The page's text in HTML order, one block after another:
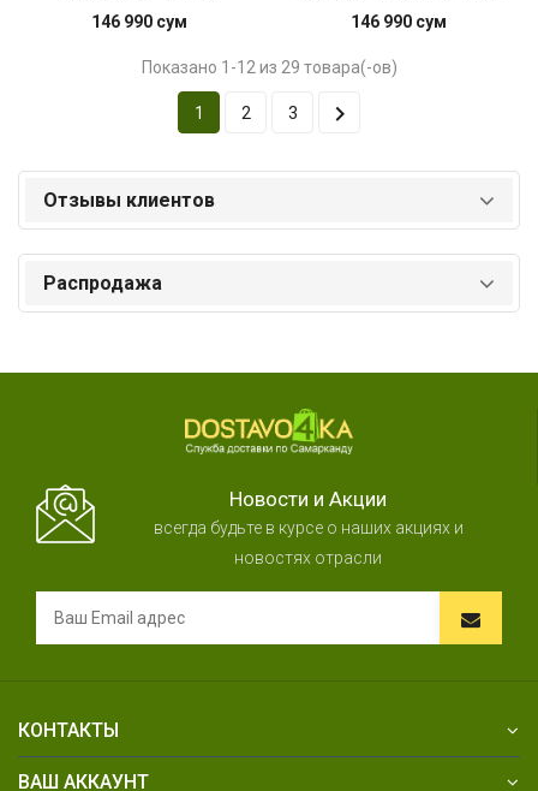
146 990 сум
146 990 сум
Показано 1-12 из 29 товара(-ов)
1 2 3 
Отзывы клиентов
Распродажа
Новости и Акции
всегда будьте в курсе о наших акциях и
новостях отрасли
КОНТАКТЫ
ВАШ АККАУНТ